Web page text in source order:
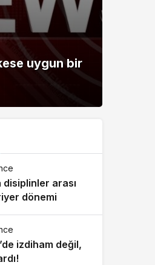
uygun bir
disiplinler arası
dönemi
izdiham değil,